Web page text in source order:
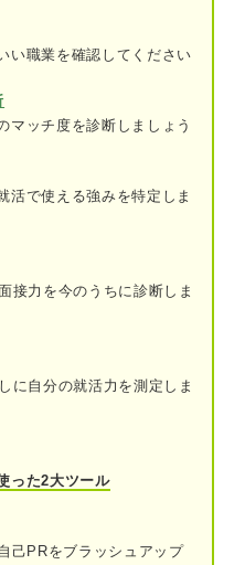
る業界
反響営業の業務内容
せへの対応
がしやすい
小さい
い職業を確認してください
マッチ度を診断しましょう
活で使える強みを特定しま
接力を今のうちに診断しま
に自分の就活力を測定しま
った2大ツール
己PRをブラッシュアップ